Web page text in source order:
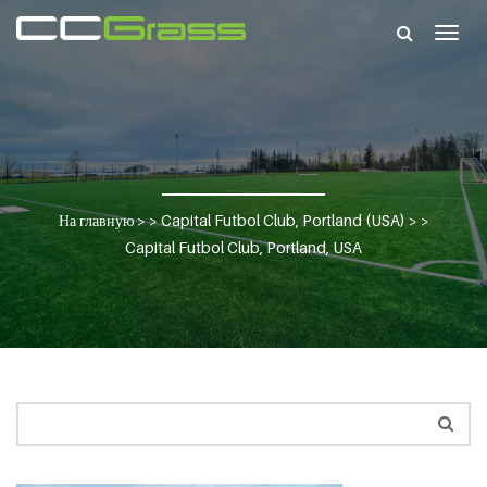
На главную> >Capital Futbol Club, Portland (USA) > >
Capital Futbol Club, Portland, USA